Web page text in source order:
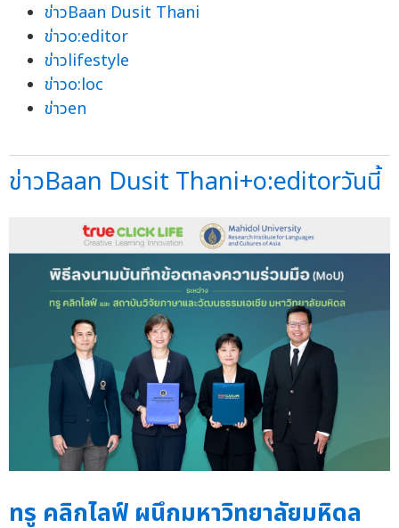
ข่าวBaan Dusit Thani
ข่าวo:editor
ข่าวlifestyle
ข่าวo:loc
ข่าวen
ข่าวBaan Dusit Thani+o:editorวันนี้
ทรู คลิกไลฟ์ ผนึกมหาวิทยาลัยมหิดล